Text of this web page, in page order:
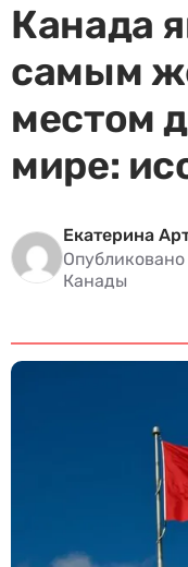
Канада
самым
местом
мире:
Екатерина
Опубликовано
Канады